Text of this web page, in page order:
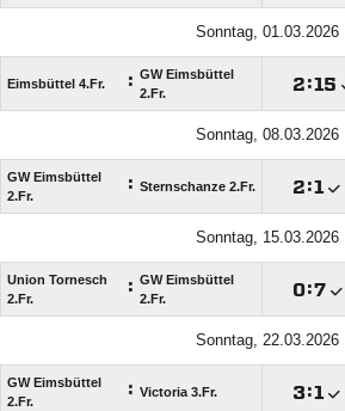
Sonntag, 01.03.2026
Eimsbüttel 4.Fr. : GW Eimsbüttel
2.Fr.
:
Sonntag, 08.03.2026
GW Eimsbüttel
2.Fr.
: Sternschanze 2.Fr. :
Sonntag, 15.03.2026
Union Tornesch
2.Fr.
: GW Eimsbüttel
2.Fr.
:
Sonntag, 22.03.2026
GW Eimsbüttel
2.Fr.
: Victoria 3.Fr. :